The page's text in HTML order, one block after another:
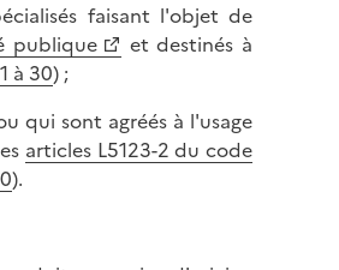
faisant l'objet de
publique
et destinés à
à 30) ;
qui sont agréés à l'usage
articles L5123-2 du code
).